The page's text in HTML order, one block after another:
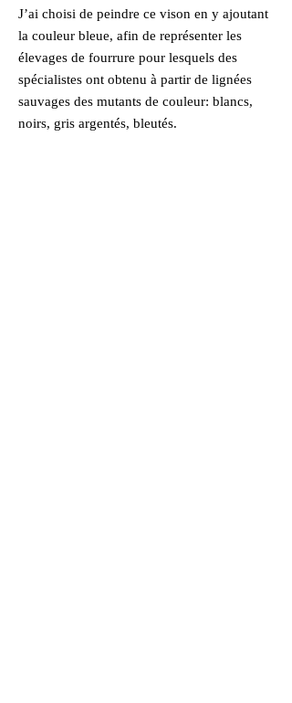
J’ai choisi de peindre ce vison en y ajoutant
la couleur bleue, afin de représenter les
élevages de fourrure pour lesquels des
spécialistes ont obtenu à partir de lignées
sauvages des mutants de couleur: blancs,
noirs, gris argentés, bleutés.